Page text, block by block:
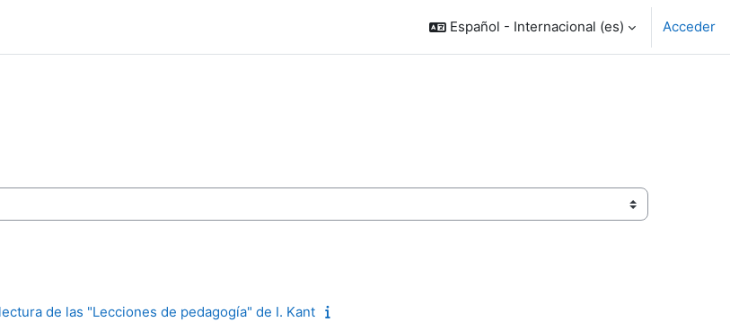
Español - Internacional ‎(es)‎ Acceder
de las "Lecciones de pedagogía" de I. Kant